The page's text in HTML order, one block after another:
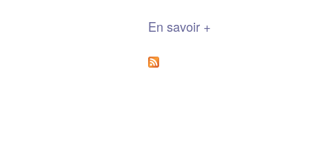
En savoir +